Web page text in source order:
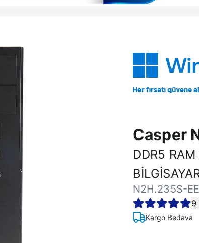
Casper
DDR5
N2H.235S-
9
Kargo Bedava